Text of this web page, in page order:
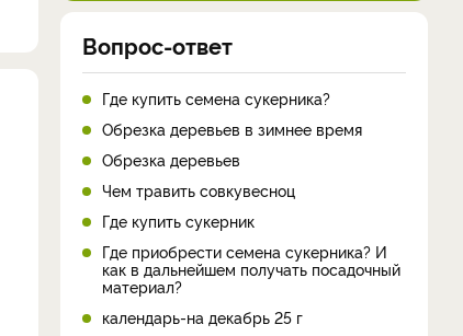
Вопрос-ответ
Где купить семена сукерника?
Обрезка деревьев в зимнее время
Обрезка деревьев
Чем травить совкувесноц
Где купить сукерник
Где приобрести семена сукерника? И
как в дальнейшем получать посадочный
материал?
календарь-на декабрь 25 г